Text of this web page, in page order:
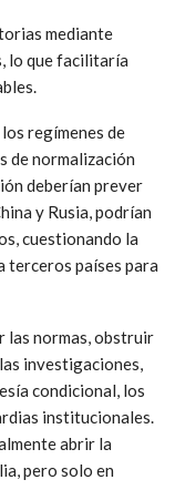
técnicas
ayudar a revelar
y auditar
de «cables
base común para
no cumplan con
mediante
lo que facilitaría
regímenes de
de normalización
deberían prever
y Rusia, podrían
cuestionando la
países para